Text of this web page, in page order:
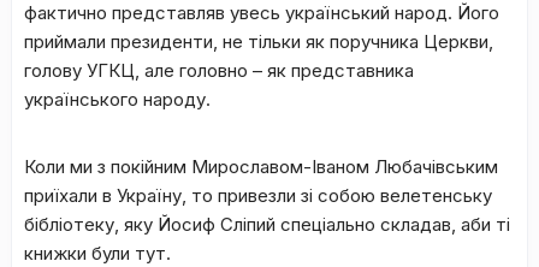
фактично представляв увесь український народ. Його
приймали президенти, не тільки як поручника Церкви,
голову УГКЦ, але головно – як представника
українського народу.
Коли ми з покійним Мирославом-Іваном Любачівським
приїхали в Україну, то привезли зі собою велетенську
бібліотеку, яку Йосиф Сліпий спеціально складав, аби ті
книжки були тут.